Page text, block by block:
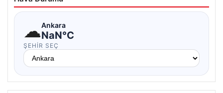
☁Ankara
NaN°C
ŞEHIR SEÇ